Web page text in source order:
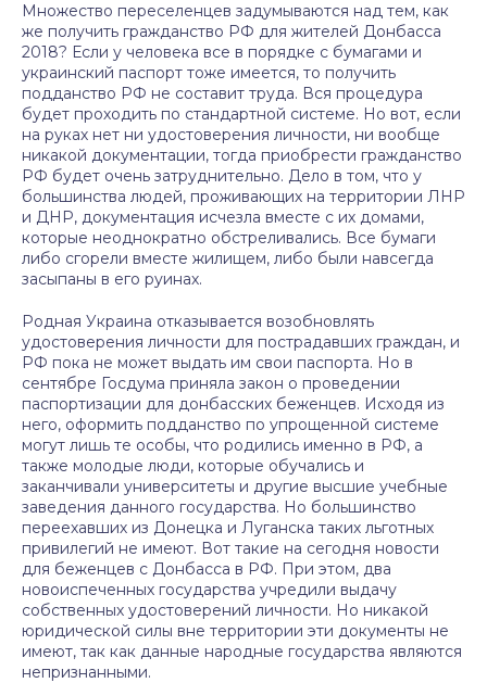
Множество переселенцев задумываются над тем, как
же получить гражданство РФ для жителей Донбасса
2018? Если у человека все в порядке с бумагами и
украинский паспорт тоже имеется, то получить
подданство РФ не составит труда. Вся процедура
будет проходить по стандартной системе. Но вот, если
на руках нет ни удостоверения личности, ни вообще
никакой документации, тогда приобрести гражданство
РФ будет очень затруднительно. Дело в том, что у
большинства людей, проживающих на территории ЛНР
и ДНР, документация исчезла вместе с их домами,
которые неоднократно обстреливались. Все бумаги
либо сгорели вместе жилищем, либо были навсегда
засыпаны в его руинах.
Родная Украина отказывается возобновлять
удостоверения личности для пострадавших граждан, и
РФ пока не может выдать им свои паспорта. Но в
сентябре Госдума приняла закон о проведении
паспортизации для донбасских беженцев. Исходя из
него, оформить подданство по упрощенной системе
могут лишь те особы, что родились именно в РФ, а
также молодые люди, которые обучались и
заканчивали университеты и другие высшие учебные
заведения данного государства. Но большинство
переехавших из Донецка и Луганска таких льготных
привилегий не имеют. Вот такие на сегодня новости
для беженцев с Донбасса в РФ. При этом, два
новоиспеченных государства учредили выдачу
собственных удостоверений личности. Но никакой
юридической силы вне территории эти документы не
имеют, так как данные народные государства являются
непризнанными.